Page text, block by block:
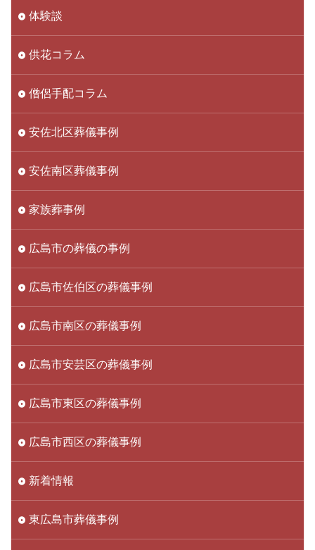
体験談
供花コラム
僧侶手配コラム
安佐北区葬儀事例
安佐南区葬儀事例
家族葬事例
広島市の葬儀の事例
広島市佐伯区の葬儀事例
広島市南区の葬儀事例
広島市安芸区の葬儀事例
広島市東区の葬儀事例
広島市西区の葬儀事例
新着情報
東広島市葬儀事例